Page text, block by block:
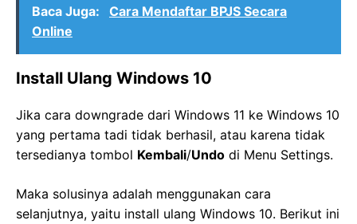
Baca Juga:
Cara Mendaftar BPJS Secara
Online
Install Ulang Windows 10
Jika cara downgrade dari Windows 11 ke Windows 10
yang pertama tadi tidak berhasil, atau karena tidak
tersedianya tombol Kembali/Undo di Menu Settings.
Maka solusinya adalah menggunakan cara
selanjutnya, yaitu install ulang Windows 10. Berikut ini